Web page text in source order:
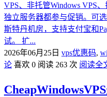
VPS、非托管Windows VPS
独立服务器都参与促销。可
斯特丹机房，支持支付宝和
试。 扩...
2026年06月25日 vps优惠码,
论 喜欢 0 阅读 263 次 阅读全